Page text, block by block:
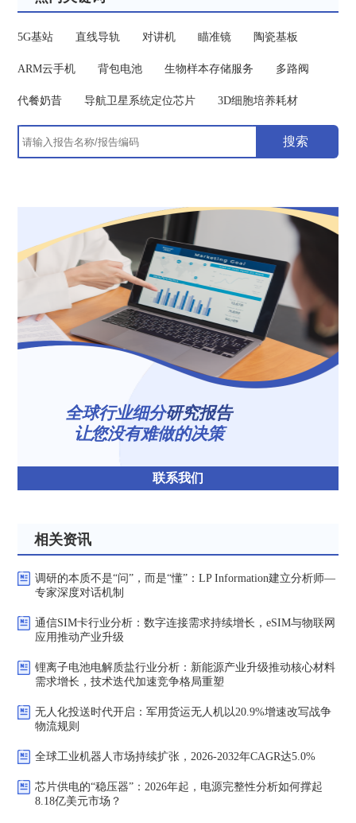
5G基站 直线导轨 对讲机 瞄准镜 陶瓷基板
ARM云手机 背包电池 生物样本存储服务 多路阀
代餐奶昔 导航卫星系统定位芯片 3D细胞培养耗材
搜索
联系我们
全球行业细分研究报告
让您没有难做的决策
相关资讯
调研的本质不是“问”，而是“懂”：LP Information建立分析师—
专家深度对话机制
通信SIM卡行业分析：数字连接需求持续增长，eSIM与物联网
应用推动产业升级
锂离子电池电解质盐行业分析：新能源产业升级推动核心材料
需求增长，技术迭代加速竞争格局重塑
无人化投送时代开启：军用货运无人机以20.9%增速改写战争
物流规则
全球工业机器人市场持续扩张，2026-2032年CAGR达5.0%
芯片供电的“稳压器”：2026年起，电源完整性分析如何撑起
8.18亿美元市场？